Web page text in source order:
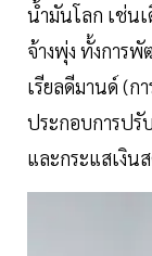
น้ำมันโลก เช่น
จ้างพุ่ง ทั้งการ
เรียลดีมานด์ (ก
ประกอบการปรั
และกระแสเงิน